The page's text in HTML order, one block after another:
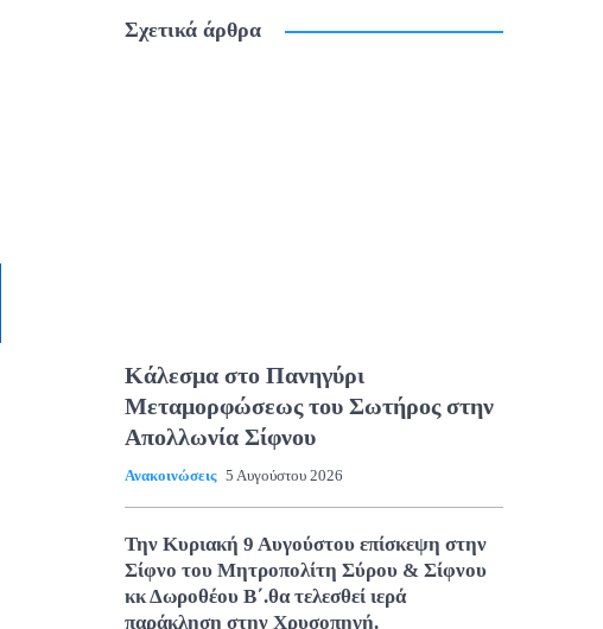
Σχετικά άρθρα
Κάλεσμα στο Πανηγύρι
Μεταμορφώσεως του Σωτήρος στην
Απολλωνία Σίφνου
Ανακοινώσεις 5 Αυγούστου 2026
Την Κυριακή 9 Αυγούστου επίσκεψη στην
Σίφνο του Μητροπολίτη Σύρου & Σίφνου
κκ Δωροθέου Β΄.θα τελεσθεί ιερά
παράκληση στην Χρυσοπηγή.